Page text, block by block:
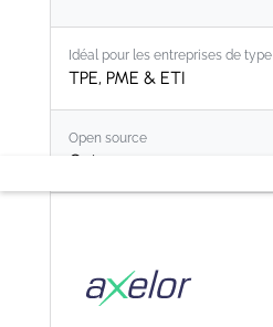
Idéal pour les entreprises de type
TPE, PME & ETI
Open source
Oui